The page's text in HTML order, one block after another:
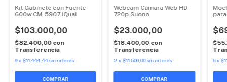
Kit Gabinete con Fuente
600w CM-5907 iQual
$103.000,00
$82.400,00 con
Transferencia
9x $11.444,44 sin interés
Webcam Cámara Web HD
720p Suono
$23.000,00
$18.400,00 con
Transferencia
2 x $11.500,00 sin interés 6x